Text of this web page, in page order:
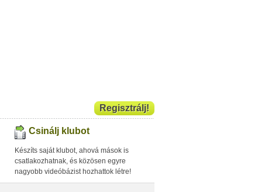
Regisztrálj!
Csinálj klubot
Készíts saját klubot, ahová mások is
csatlakozhatnak, és közösen egyre
nagyobb videóbázist hozhattok létre!